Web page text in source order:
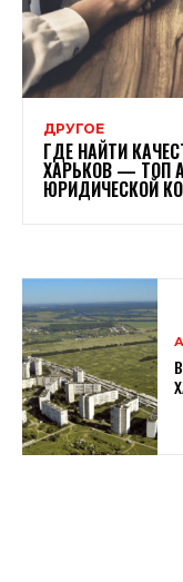
ДРУГОЕ
ГДЕ НАЙТИ
ХАРЬКОВ — ТОП
ЮРИДИЧЕСКОЙ